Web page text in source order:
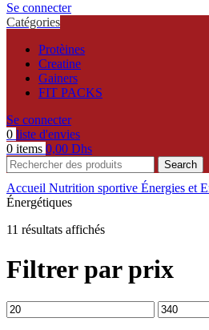
Se connecter
Catégories
Protèines
Creatine
Gainers
FIT PACKS
Se connecter
0 liste d'envies
0 items 0,00 Dhs
Search
Accueil Nutrition sportive Énergies et
Énergétiques
11 résultats affichés
Filtrer par prix
Prix
min
Prix
max